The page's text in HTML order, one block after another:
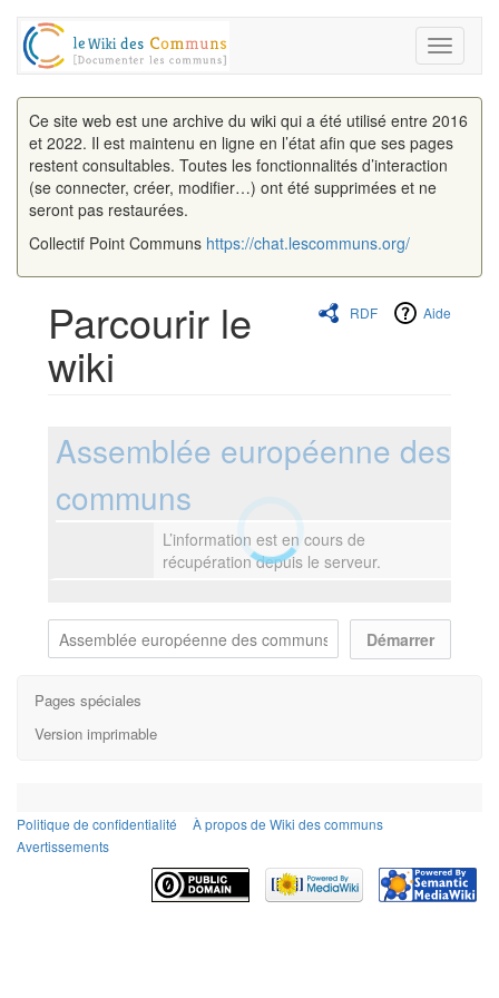
Toggle
Ce site web est une archive du wiki qui a été utilisé entre 2016
et 2022. Il est maintenu en ligne en l’état afin que ses pages
restent consultables. Toutes les fonctionnalités d’interaction
(se connecter, créer, modifier…) ont été supprimées et ne
seront pas restaurées.
Collectif Point Communs https://chat.lescommuns.org/
RDF Aide
Parcourir le
wiki
Assemblée européenne des
communs
L’information est en cours de
récupération depuis le serveur.
Pages spéciales
Version imprimable
Politique de confidentialité
À propos de Wiki des communs
Avertissements